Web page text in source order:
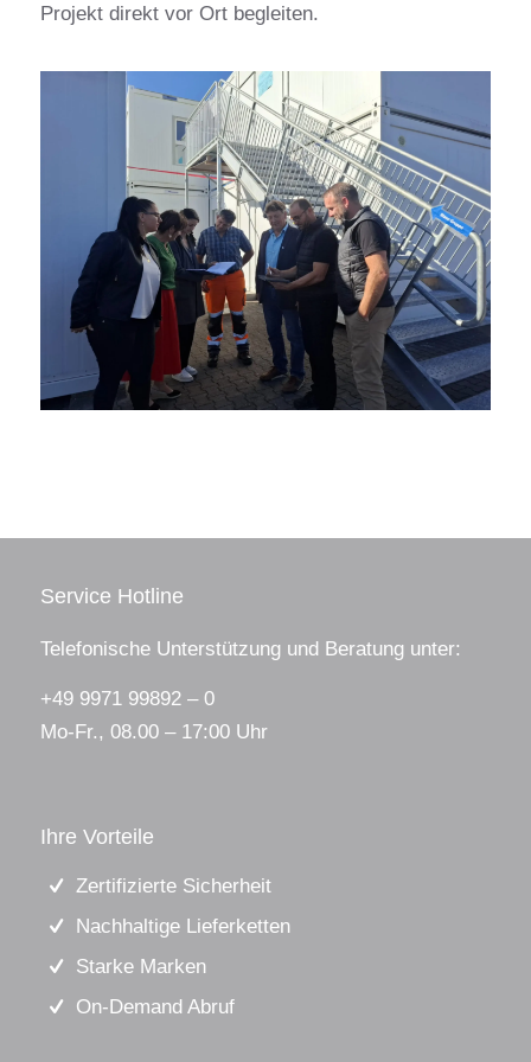
Projekt direkt vor Ort begleiten.
Service Hotline
Telefonische Unterstützung und Beratung unter:
+49 9971 99892 – 0
Mo-Fr., 08.00 – 17:00 Uhr
Ihre Vorteile
Zertifizierte Sicherheit
Nachhaltige Lieferketten
Starke Marken
On-Demand Abruf